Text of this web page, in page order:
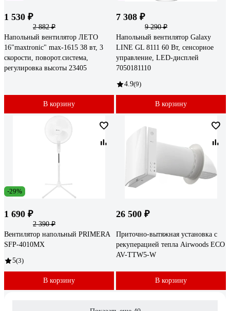
1 530 ₽
2 882 ₽
Напольный вентилятор ЛЕТО
16"maxtronic" maх-1615 38 вт, 3
скорости, поворот.система,
регулировка высоты 23405
В корзину
7 308 ₽
9 290 ₽
Напольный вентилятор Galaxy
LINE GL 8111 60 Вт, сенсорное
управление, LED-дисплей
7050181110
4.9(9)
В корзину
-29%
1 690 ₽
2 390 ₽
Вентилятор напольный PRIMERA
SFP-4010MX
5(3)
В корзину
26 500 ₽
Приточно-вытяжная установка с
рекуперацией тепла Airwoods ECO
AV-TTW5-W
В корзину